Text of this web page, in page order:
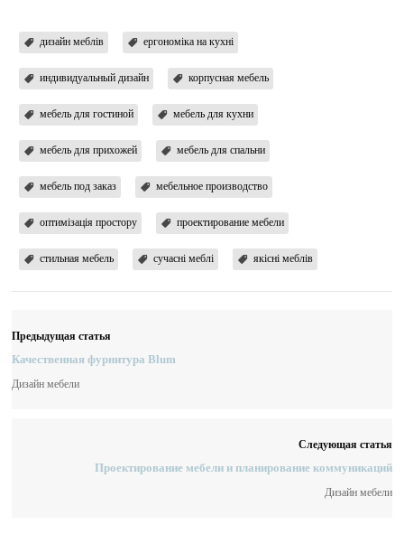
дизайн меблів ергономіка на кухні
индивидуальный дизайн корпусная мебель
мебель для гостиной мебель для кухни
мебель для прихожей мебель для спальни
мебель под заказ мебельное производство
оптимізація простору проектирование мебели
стильная мебель сучасні меблі якісні меблів
Предыдущая статья
Качественная фурнитура Blum
Дизайн мебели
Следующая статья
Проектирование мебели и планирование коммуникаций
Дизайн мебели